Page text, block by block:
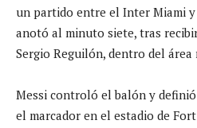
un partido entre el Inter Miami
anotó al minuto siete, tras
Sergio Reguilón, dentro del área
Messi controló el balón y
el marcador en el estadio de